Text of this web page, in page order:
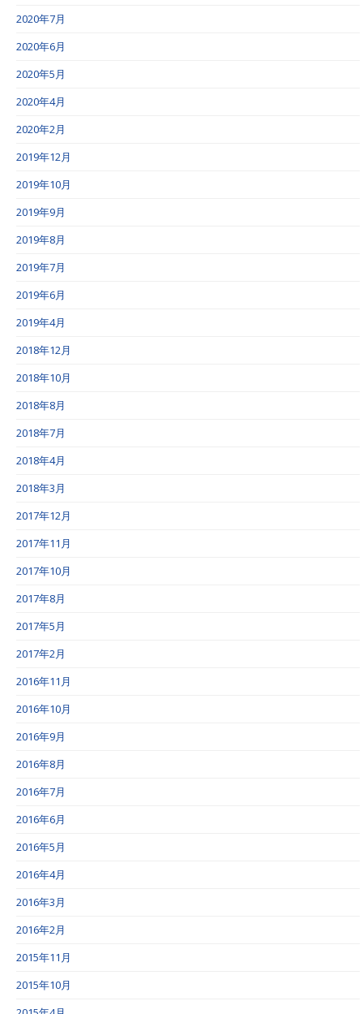
2020年7月
2020年6月
2020年5月
2020年4月
2020年2月
2019年12月
2019年10月
2019年9月
2019年8月
2019年7月
2019年6月
2019年4月
2018年12月
2018年10月
2018年8月
2018年7月
2018年4月
2018年3月
2017年12月
2017年11月
2017年10月
2017年8月
2017年5月
2017年2月
2016年11月
2016年10月
2016年9月
2016年8月
2016年7月
2016年6月
2016年5月
2016年4月
2016年3月
2016年2月
2015年11月
2015年10月